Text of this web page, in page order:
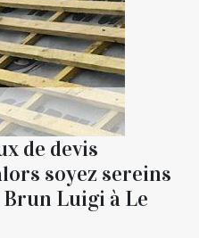
de devis
soyez sereins
Luigi à Le